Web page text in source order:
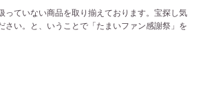
っていない商品を取り揃えております。宝探し気
さい。と、いうことで「たまいファン感謝祭」を